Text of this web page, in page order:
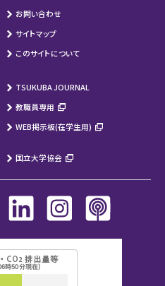
お問い合わせ
サイトマップ
このサイトについて
TSUKUBA JOURNAL
教職員専用
WEB掲示板(在学生用)
国立大学協会